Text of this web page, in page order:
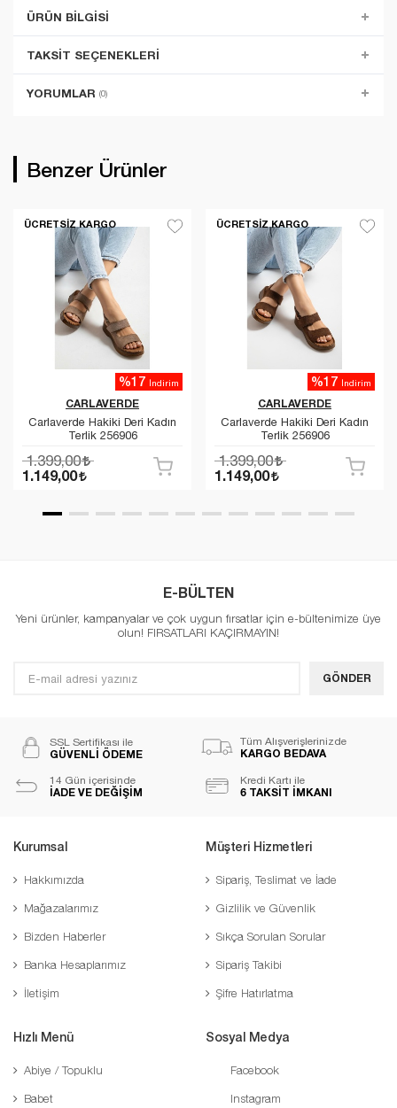
ÜRÜN BILGISI
TAKSIT SEÇENEKLERI
YORUMLAR (0)
Benzer Ürünler
ÜCRETSIZ KARGO
CARLAVERDE
Carlaverde Hakiki Deri Kadın
Terlik 256906
%17 İndirim
1.399,00
1.149,00
ÜCRETSIZ KARGO
CARLAVERDE
Carlaverde Hakiki Deri Kadın
Terlik 256906
%17 İndirim
1.399,00
1.149,00
E-BÜLTEN
Yeni ürünler, kampanyalar ve çok uygun fırsatlar için e-bültenimize üye
olun! FIRSATLARI KAÇIRMAYIN!
GÖNDER
SSL Sertifikası ile
GÜVENLİ ÖDEME
Tüm Alışverişlerinizde
KARGO BEDAVA
14 Gün içerisinde
İADE VE DEĞİŞİM
Kredi Kartı ile
6 TAKSİT İMKANI
Kurumsal
Hakkımızda
Mağazalarımız
Bizden Haberler
Banka Hesaplarımız
İletişim
Müşteri Hizmetleri
Sipariş, Teslimat ve İade
Gizlilik ve Güvenlik
Sıkça Sorulan Sorular
Sipariş Takibi
Şifre Hatırlatma
Hızlı Menü
Abiye / Topuklu
Babet
Sosyal Medya
Facebook
Instagram